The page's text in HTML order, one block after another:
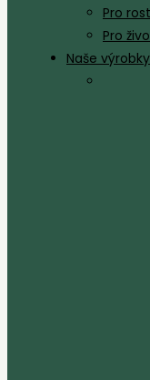
Pro
Pro
Naše výrobky